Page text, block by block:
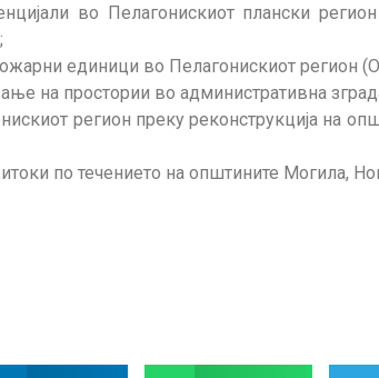
во Пелагонискиот плански
единици во Пелагонискиот регион
на простории во административна
регион преку реконструкција на
по течението на општините Могила,